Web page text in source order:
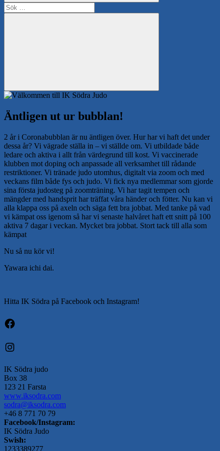
Search
Sök
efter:
Sök
Äntligen ut ur bubblan!
2 år i Coronabubblan är nu äntligen över. Hur har vi haft det under
dessa år? Vi vägrade ställa in – vi ställde om. Vi utbildade både
ledare och aktiva i allt från värdegrund till kost. Vi vaccinerade
klubben mot doping och anpassade all verksamhet till rådande
restriktioner. Vi tränade judo utomhus, digitalt via zoom och med
veckans film både fys och judo. Vi fick nya medlemmar som gjorde
sina första judosteg på zoomträning. Vi har tagit tempen och
mängder med handsprit har träffat våra händer och fötter. Nu kan vi
alla klappa oss på axeln och säga fett bra jobbat. Med tanke på vad
vi kämpat oss igenom så har vi senaste halvåret haft ett snitt på 100
aktiva 7 dagar i veckan. Mycket bra jobbat. Stort tack till alla som
kämpat
Nu så nu kör vi!
Yawara ichi dai.
Hitta IK Södra på Facebook och Instagram!
Facebook
Instagram
IK Södra judo
Box 38
123 21 Farsta
www.iksodra.com
sodra@iksodra.com
+46 8 771 70 79
Facebook/Instagram:
IK Södra Judo
Swish:
1233389277